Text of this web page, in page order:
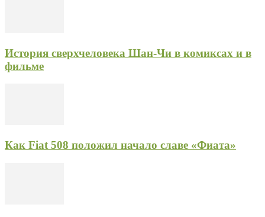
История сверхчеловека Шан-Чи в комиксах и в
фильме
Как Fiat 508 положил начало славе «Фиата»